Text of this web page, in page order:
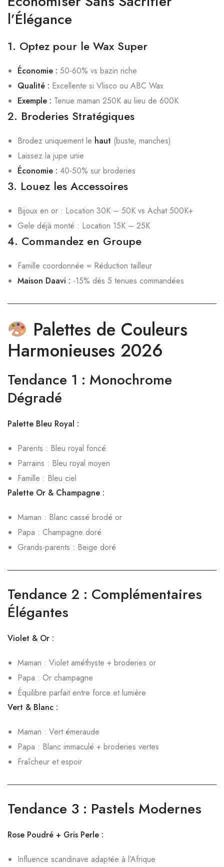
l’Élégance
1. Optez pour le Wax Super
Économie : 50-60% vs bazin riche
Qualité : Excellente si Vlisco ou ABC Wax
Exemple : Tenue maman 250K au lieu de 600K
2. Broderies Stratégiques
Brodez uniquement le haut (buste, manches)
Laissez la jupe unie
Économie : 40-50% sur broderies
3. Louez les Accessoires
Bijoux en or : Location 30K – 50K vs Achat 500K+
Gele déjà monté : Location 15K – 25K
4. Commandez en Groupe
Famille coordonnée = Réduction tailleur
Maison Daavi : -15% dès 5 tenues commandées
Palettes de Couleurs
Harmonieuses 2026
Tendance 1 : Monochrome
Dégradé
Palette Bleu Royal :
Parents : Bleu royal foncé
Parrains : Bleu royal moyen
Famille : Bleu ciel
Palette Or & Champagne :
Maman : Blanc cassé brodé or
Papa : Champagne doré
Grands-parents : Beige doré
Tendance 2 : Complémentaires
Élégantes
Violet & Or :
Maman : Violet améthyste + broderies or
Papa : Or champagne
Équilibre parfait entre force et lumière
Vert & Blanc :
Maman : Vert émeraude
Papa : Blanc immaculé + broderies vertes
Fraîcheur et espoir
Tendance 3 : Pastels Modernes
Rose Poudré + Gris Perle :
Influence scandinave adaptée à l’Afrique